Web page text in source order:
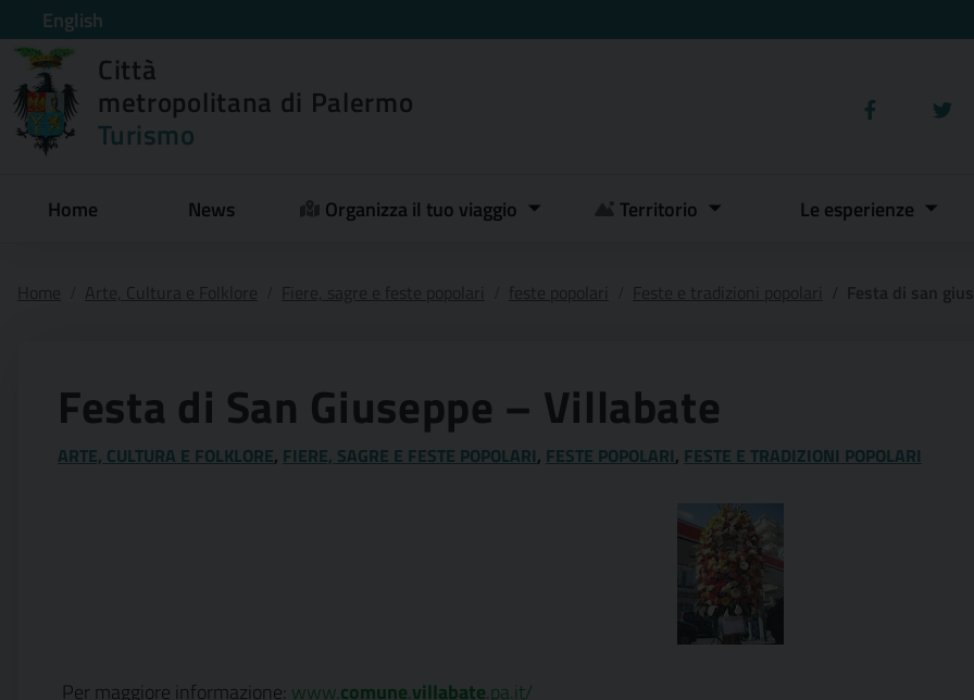
English
Città
metropolitana di Palermo
Turismo
Home News Organizza il tuo viaggio Territorio Le esperienze
Festa di San Giuseppe – Villabate
ARTE, CULTURA E FOLKLORE, FIERE, SAGRE E FESTE POPOLARI, FESTE POPOLARI, FESTE E TRADIZIONI POPOLARI
Per maggiore informazione: www.comune.villabate.pa.it/